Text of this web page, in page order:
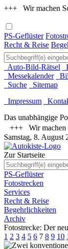
+++ Wir machen
PS-Geflüster
Recht & Reise
Auto-Bild-Rätsel
Messekalender
Suche
Sitemap
Impressum
Das unabhängige
+++ Wir machen
Samstag, 8. August
Zur Startseite
PS-Geflüster
Fotostrecken
Services
Recht & Reise
Begehrlichkeiten
Archiv
Fotostrecke: Der
1 2 3 4 5 6 7 8 9 10